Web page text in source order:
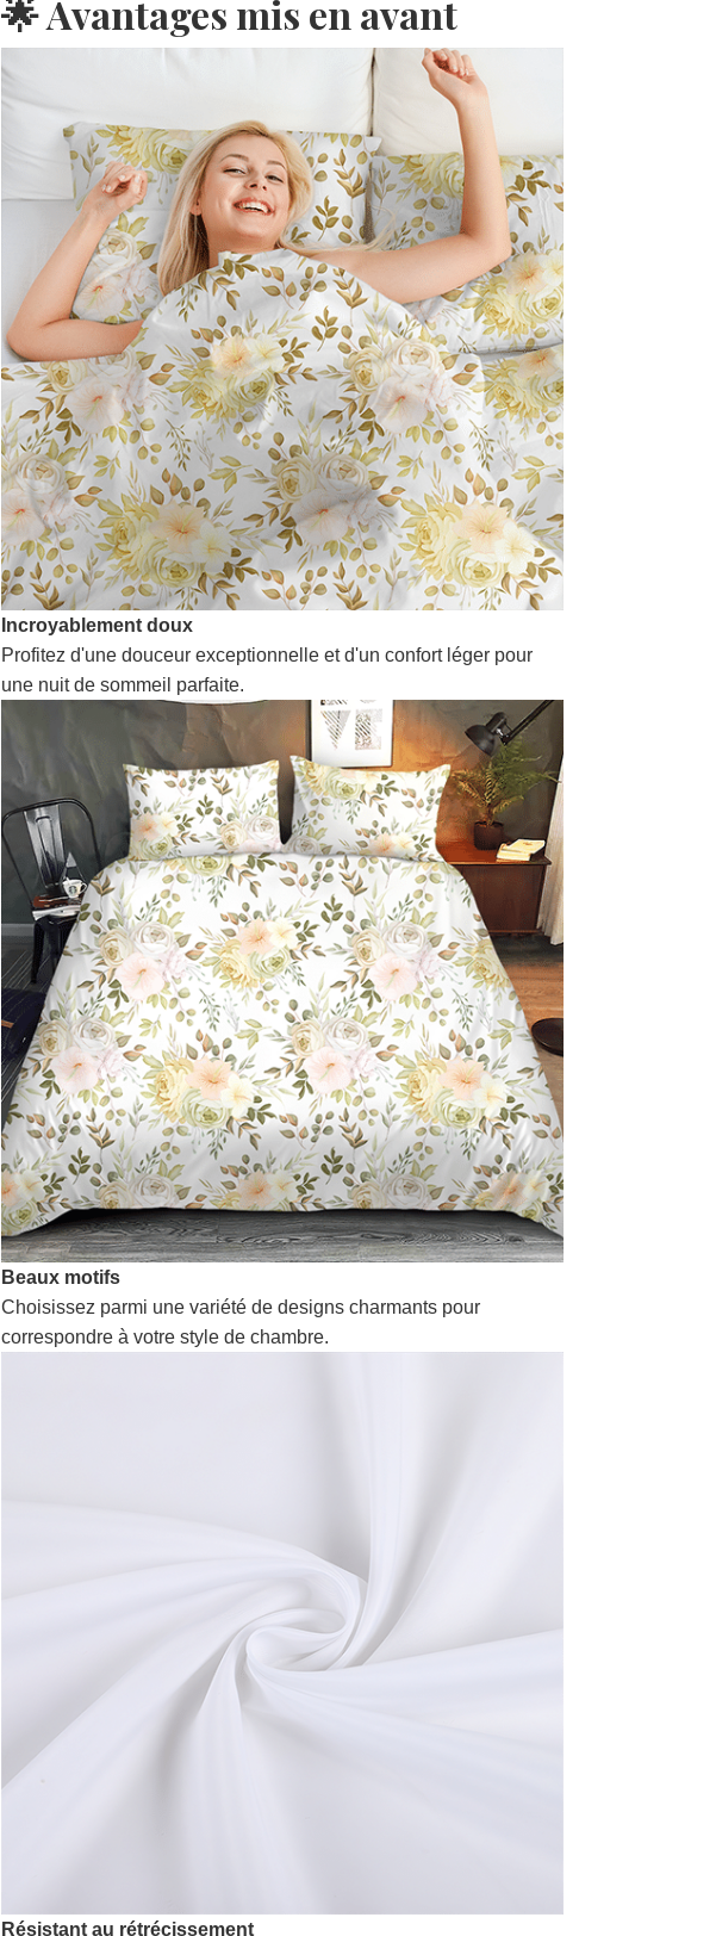
🌟 Avantages mis en avant
Incroyablement doux
Profitez d'une douceur exceptionnelle et d'un confort léger pour
une nuit de sommeil parfaite.
Beaux motifs
Choisissez parmi une variété de designs charmants pour
correspondre à votre style de chambre.
Résistant au rétrécissement